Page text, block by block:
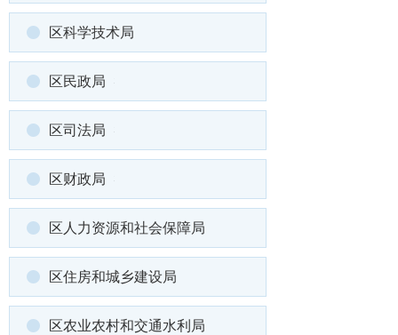
区科学技术局
区民政局
区司法局
区财政局
区人力资源和社会保障局
区住房和城乡建设局
区农业农村和交通水利局